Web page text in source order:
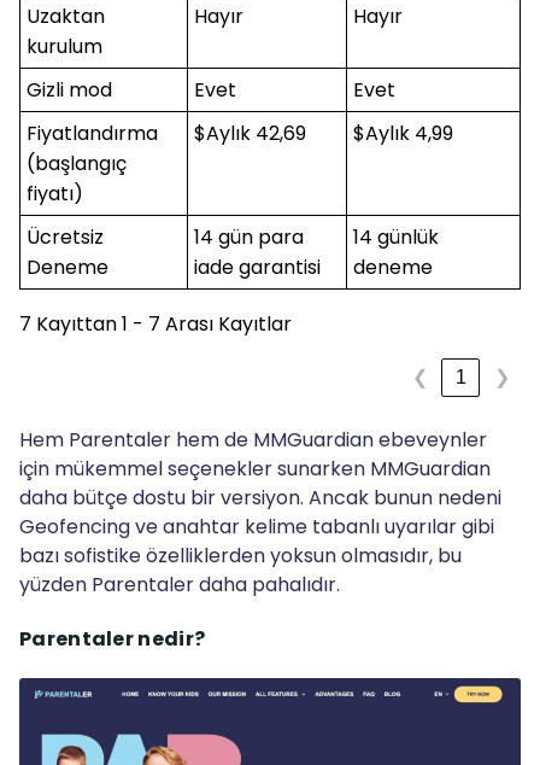
Uzaktan
kurulum
Hayır Hayır
Gizli mod Evet
Evet
Fiyatlandırma
(başlangıç
fiyatı)
$Aylık 42,69 $Aylık 4,99
Ücretsiz
Deneme
14 gün para
iade garantisi
14 günlük
deneme
7 Kayıttan 1 - 7 Arası Kayıtlar
❮ 1 ❯
Hem Parentaler hem de MMGuardian ebeveynler
için mükemmel seçenekler sunarken MMGuardian
daha bütçe dostu bir versiyon. Ancak bunun nedeni
Geofencing ve anahtar kelime tabanlı uyarılar gibi
bazı sofistike özelliklerden yoksun olmasıdır, bu
yüzden Parentaler daha pahalıdır.
Parentaler nedir?